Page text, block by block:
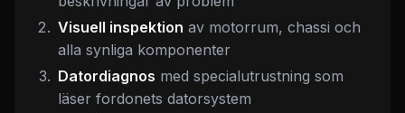
Visuell inspektion av motorrum, chassi och
alla synliga komponenter
Datordiagnos med specialutrustning som
läser fordonets datorsystem